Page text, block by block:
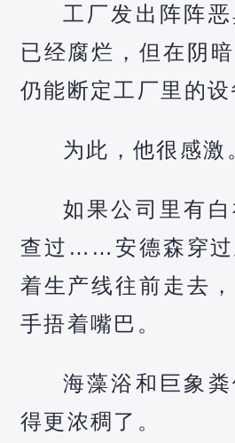
工厂发出阵阵
已经腐烂，但在阴
仍能断定工厂里的设
为此，他很感激
如果公司里有
查过……安德森穿过
着生产线往前走去
手捂着嘴巴。
海藻浴和巨象
得更浓稠了。